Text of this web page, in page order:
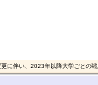
に伴い、2023年以降大学ごとの戦